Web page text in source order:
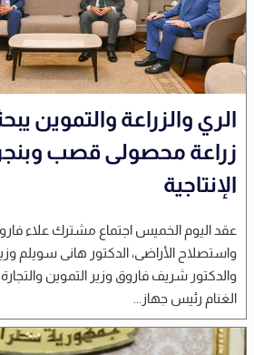
الري والزراعة والتموين
زراعة محصولى قصب
الإنتاجية
عقد اليوم الخميس اجتماع مشترك علاء
واستصلاح الأراضى، الدكتور هانى سويلم وزير
والدكتور شريف فاروق وزير التموين والتجارة
الغنام رئيس جهاز...